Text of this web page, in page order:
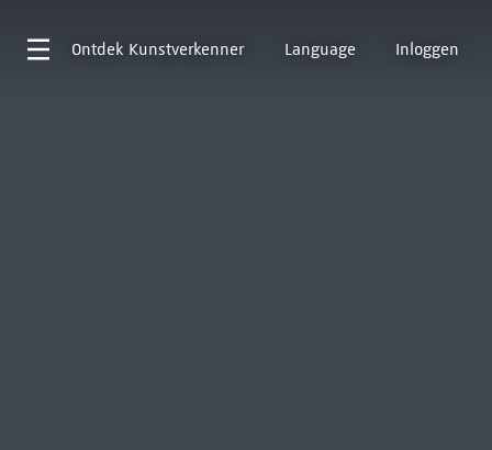
Ontdek Kunstverkenner Language Inloggen